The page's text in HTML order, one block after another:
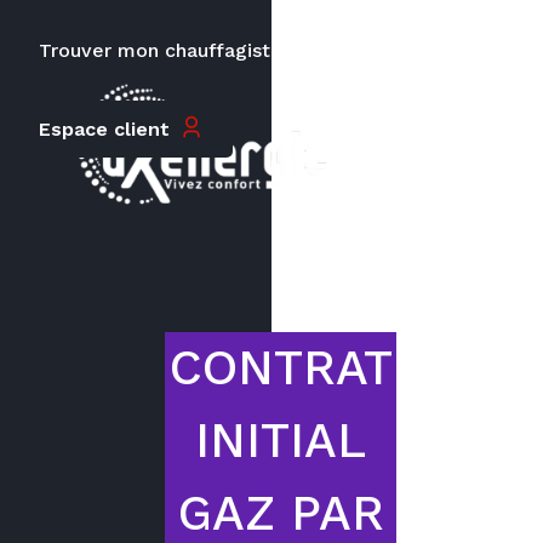
Trouver mon chauffagiste
Espace client
CONTRAT
INITIAL
GAZ PAR